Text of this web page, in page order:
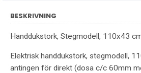
BESKRIVNING
Handdukstork, Stegmodell, 110x43
Elektrisk handdukstork, stegmodell,
antingen för direkt (dosa c/c 60mm